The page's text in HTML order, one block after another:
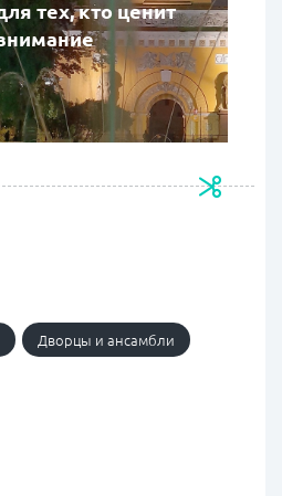
тех, кто ценит
Дворцы и ансамбли